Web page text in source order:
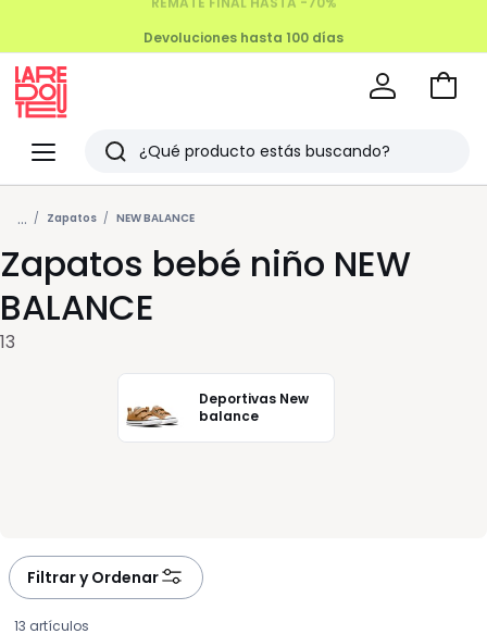
Menu
Redoute
Buscar
Últimos
artículos
vistos
Ir
... Zapatos NEW BALANCE
Zapatos bebé niño NEW
BALANCE
13
Deportivas New
balance
Filtrar y Ordenar
13 artículos